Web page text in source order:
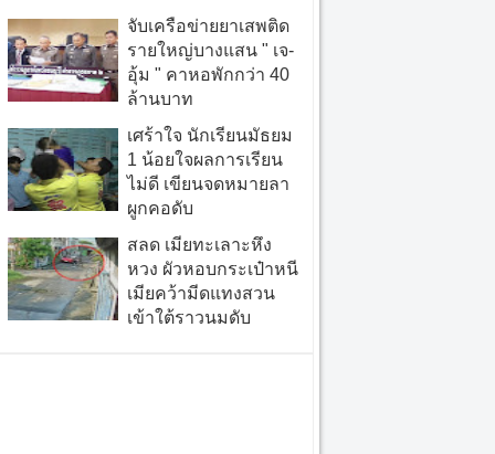
จับเครือข่ายยาเสพติด
รายใหญ่บางแสน " เจ-
อุ้ม " คาหอพักกว่า 40
ล้านบาท
เศร้าใจ นักเรียนมัธยม
1 น้อยใจผลการเรียน
ไม่ดี เขียนจดหมายลา
ผูกคอดับ
สลด เมียทะเลาะหึง
หวง ผัวหอบกระเป๋าหนี
เมียคว้ามีดแทงสวน
เข้าใต้ราวนมดับ